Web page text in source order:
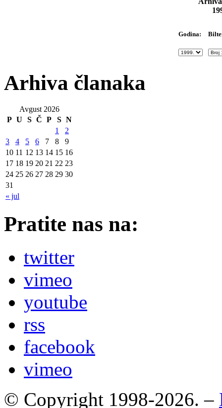
Godina:
Arhiva članaka
Avgust 2026
P U S Č P S N
« jul
1
2
3
4 5 6 7 8
9
10 11 12 13 14 15 16
17 18 19 20 21 22 23
24 25 26 27 28 29 30
31
Pratite nas na:
twitter
vimeo
youtube
rss
facebook
vimeo
© Copyright 1998-2026. –